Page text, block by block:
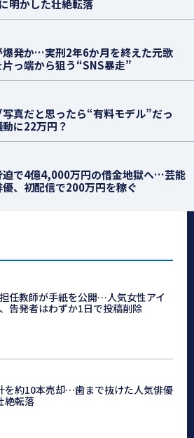
明かした壮絶転落
爆発か…実刑2年6か月を終えた元歌
っ端から狙う“SNS暴走”
真だと思ったら“有料モデル”だっ
に22万円？
迫で4億4,000万円の借金地獄へ…芸能
、初配信で200万円を稼ぐ
任教師が手紙を公開…人気女性アイ
告発者はわずか1日で投稿削除
を約10本売却…歯まで抜けた人気俳優
絶転落